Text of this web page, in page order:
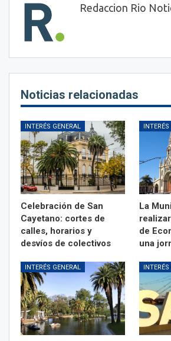
Redaccion Rio
Noticias relacionadas
INTERÉS GENERAL
Celebración de San
Cayetano: cortes de
calles, horarios y
desvíos de colectivos
La
de
una
INTERÉS GENERAL